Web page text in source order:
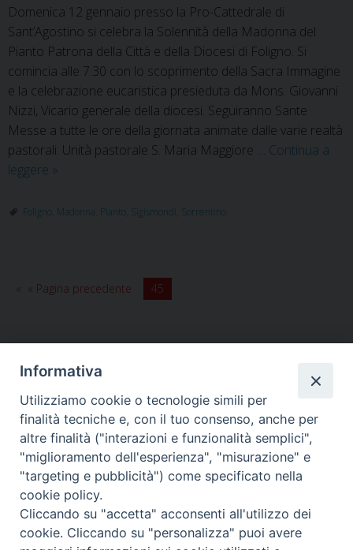
Domenica 12 gennaio presso la Pro-Cattedrale di
Sant’Agostino si celebra la Solennità della Madonna del
Pianto Patrona della Città e della Diocesi di Foligno. Si
comincia alle 7.30 con lo scoprimento della Sacra Immagine
e la celebrazione eucaristica presieduta da Mons. Giovanni
Nizzi, Vicario generale della diocesi. Seguiranno Sante
Messe a tutte le ore della giornata animate dalle varie realtà
pastorali: Unità pastorale S. Maria Maggiore … Continua a
leggere Madonna
Pianto:
e
di
Foligno
»
Foligno Madonna Pianto Sigismondi Sorrentino
« Pagina precedente 45
HOME VESCOVO ORARI MESSE
CURIA VESCOVILE
TUTELA MINORI
UFFICI PASTORALI PERSONE
VITA CONSACRATA
DOCUMENTI
CONTATTI
Copyright © 2018 Diocesi di Foligno /Curia . Piazza Mons. Faloci 3 - 06034
tel. 0742 350473 fax 0742 349021 email: info@diocesidifoligno.it . pec:
diocesidifoligno@pec.it
Informativa
Utilizziamo cookie o tecnologie simili per
finalità tecniche e, con il tuo consenso, anche per
altre finalità ("interazioni e funzionalità semplici",
"miglioramento dell'esperienza", "misurazione" e
"targeting e pubblicità") come specificato nella
cookie policy.
Cliccando su "accetta" acconsenti all'utilizzo dei
cookie. Cliccando su "personalizza" puoi avere